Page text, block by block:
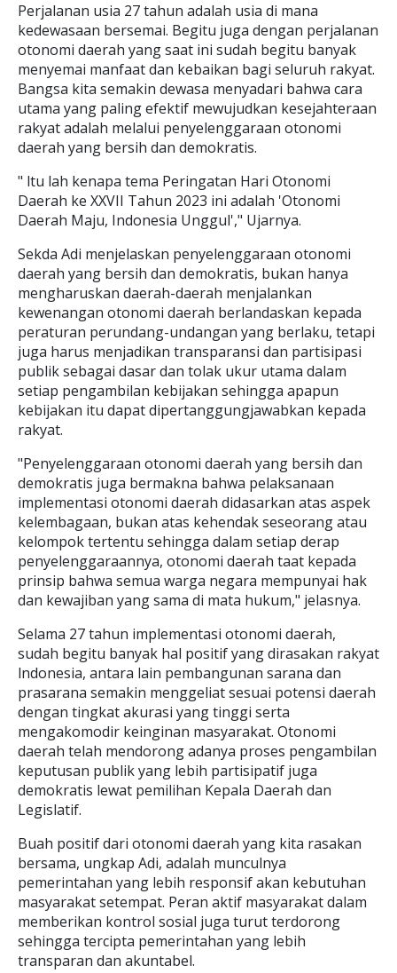
Perjalanan usia 27 tahun adalah usia di mana
kedewasaan bersemai. Begitu juga dengan perjalanan
otonomi daerah yang saat ini sudah begitu banyak
menyemai manfaat dan kebaikan bagi seluruh rakyat.
Bangsa kita semakin dewasa menyadari bahwa cara
utama yang paling efektif mewujudkan kesejahteraan
rakyat adalah melalui penyelenggaraan otonomi
daerah yang bersih dan demokratis.
" ltu lah kenapa tema Peringatan Hari Otonomi
Daerah ke XXVII Tahun 2023 ini adalah 'Otonomi
Daerah Maju, Indonesia Unggul'," Ujarnya.
Sekda Adi menjelaskan penyelenggaraan otonomi
daerah yang bersih dan demokratis, bukan hanya
mengharuskan daerah-daerah menjalankan
kewenangan otonomi daerah berlandaskan kepada
peraturan perundang-undangan yang berlaku, tetapi
juga harus menjadikan transparansi dan partisipasi
publik sebagai dasar dan tolak ukur utama dalam
setiap pengambilan kebijakan sehingga apapun
kebijakan itu dapat dipertanggungjawabkan kepada
rakyat.
"Penyelenggaraan otonomi daerah yang bersih dan
demokratis juga bermakna bahwa pelaksanaan
implementasi otonomi daerah didasarkan atas aspek
kelembagaan, bukan atas kehendak seseorang atau
kelompok tertentu sehingga dalam setiap derap
penyelenggaraannya, otonomi daerah taat kepada
prinsip bahwa semua warga negara mempunyai hak
dan kewajiban yang sama di mata hukum," jelasnya.
Selama 27 tahun implementasi otonomi daerah,
sudah begitu banyak hal positif yang dirasakan rakyat
lndonesia, antara lain pembangunan sarana dan
prasarana semakin menggeliat sesuai potensi daerah
dengan tingkat akurasi yang tinggi serta
mengakomodir keinginan masyarakat. Otonomi
daerah telah mendorong adanya proses pengambilan
keputusan publik yang lebih partisipatif juga
demokratis lewat pemilihan Kepala Daerah dan
Legislatif.
Buah positif dari otonomi daerah yang kita rasakan
bersama, ungkap Adi, adalah munculnya
pemerintahan yang lebih responsif akan kebutuhan
masyarakat setempat. Peran aktif masyarakat dalam
memberikan kontrol sosial juga turut terdorong
sehingga tercipta pemerintahan yang lebih
transparan dan akuntabel.